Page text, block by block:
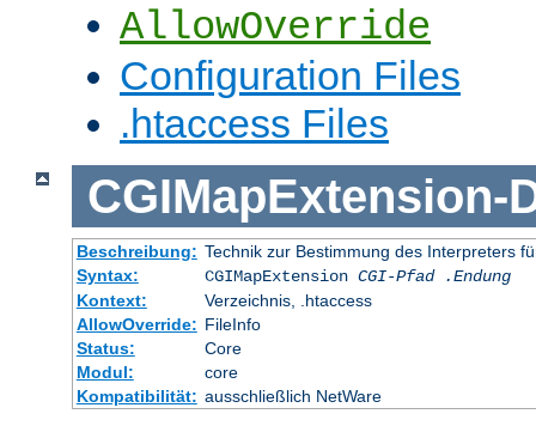
AllowOverride
Configuration Files
.htaccess Files
CGIMapExtension-
Beschreibung: Technik zur Bestimmung des Interpreters
Syntax:
CGIMapExtension CGI-Pfad
.Endung
Kontext:
Verzeichnis, .htaccess
AllowOverride: FileInfo
Status:
Core
Modul:
core
Kompatibilität: ausschließlich NetWare